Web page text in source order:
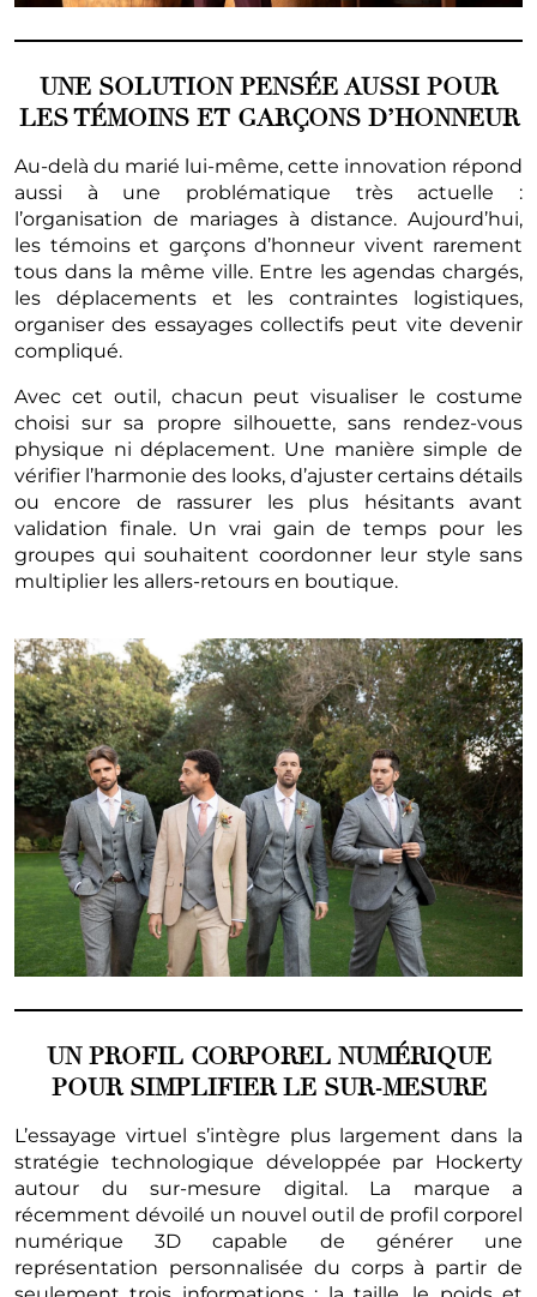
UNE SOLUTION PENSÉE AUSSI POUR
LES TÉMOINS ET GARÇONS D’HONNEUR
Au-delà du marié lui-même, cette innovation répond
aussi à une problématique très actuelle :
l’organisation de mariages à distance. Aujourd’hui,
les témoins et garçons d’honneur vivent rarement
tous dans la même ville. Entre les agendas chargés,
les déplacements et les contraintes logistiques,
organiser des essayages collectifs peut vite devenir
compliqué.
Avec cet outil, chacun peut visualiser le costume
choisi sur sa propre silhouette, sans rendez-vous
physique ni déplacement. Une manière simple de
vérifier l’harmonie des looks, d’ajuster certains détails
ou encore de rassurer les plus hésitants avant
validation finale. Un vrai gain de temps pour les
groupes qui souhaitent coordonner leur style sans
multiplier les allers-retours en boutique.
UN PROFIL CORPOREL NUMÉRIQUE
POUR SIMPLIFIER LE SUR-MESURE
L’essayage virtuel s’intègre plus largement dans la
stratégie technologique développée par Hockerty
autour du sur-mesure digital. La marque a
récemment dévoilé un nouvel outil de profil corporel
numérique 3D capable de générer une
représentation personnalisée du corps à partir de